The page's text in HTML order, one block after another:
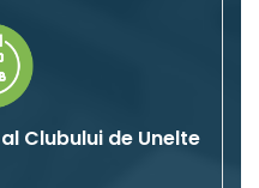
Clubului de Unelte